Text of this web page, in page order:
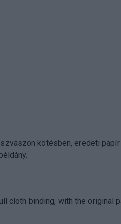
kötésben, eredeti papír
cloth binding, with the original